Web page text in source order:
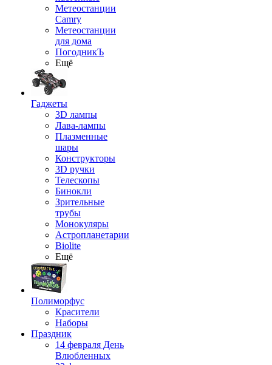
Метеостанции
Camry
Метеостанции
для дома
ПогодникЪ
Ещё
Гаджеты
3D лампы
Лава-лампы
Плазменные
шары
Конструкторы
3D ручки
Телескопы
Бинокли
Зрительные
трубы
Монокуляры
Астропланетарии
Biolite
Ещё
Полиморфус
Красители
Наборы
Праздник
14 февраля День
Влюбленных